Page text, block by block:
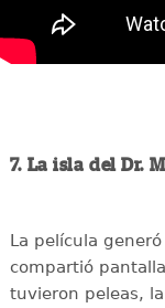
7. La isla del Dr.
La película
compartió
tuvieron peleas,